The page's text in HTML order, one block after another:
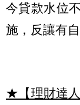
今貸款水位
施，反讓有
★【理財達